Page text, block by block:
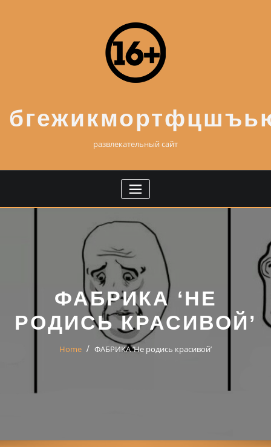
развлекательный сайт
ФАБРИКА ‘НЕ
РОДИСЬ КРАСИВОЙ’
Home ФАБРИКА ‘Не родись красивой’